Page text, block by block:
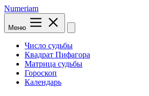
Numeriam
Меню
Число судьбы
Квадрат Пифагора
Матрица судьбы
Гороскоп
Календарь